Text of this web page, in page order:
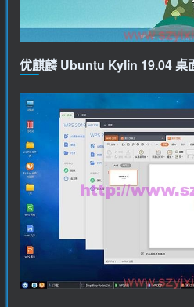
优麒麟 Ubuntu Kylin 19.04 桌